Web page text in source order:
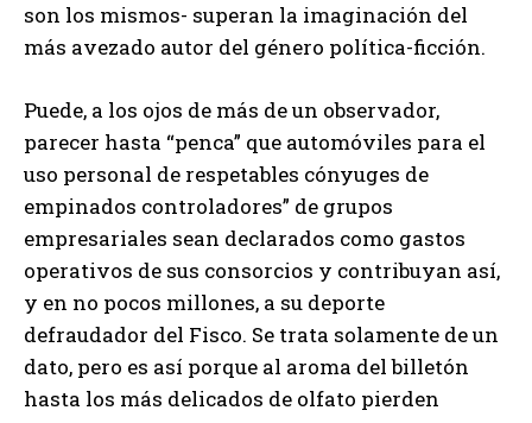
son los mismos- superan la imaginación del
más avezado autor del género política-ficción.
Puede, a los ojos de más de un observador,
parecer hasta “penca” que automóviles para el
uso personal de respetables cónyuges de
empinados controladores” de grupos
empresariales sean declarados como gastos
operativos de sus consorcios y contribuyan así,
y en no pocos millones, a su deporte
defraudador del Fisco. Se trata solamente de un
dato, pero es así porque al aroma del billetón
hasta los más delicados de olfato pierden